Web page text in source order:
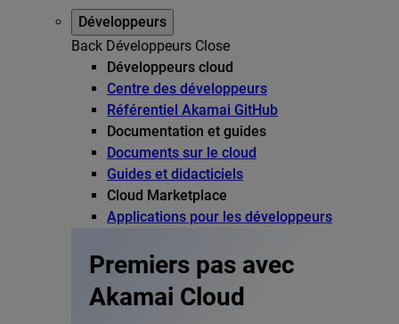
Développeurs
Back Développeurs Close
Développeurs cloud
Centre des développeurs
Référentiel Akamai GitHub
Documentation et guides
Documents sur le cloud
Guides et didacticiels
Cloud Marketplace
Applications pour les développeurs
Premiers pas avec
Akamai Cloud